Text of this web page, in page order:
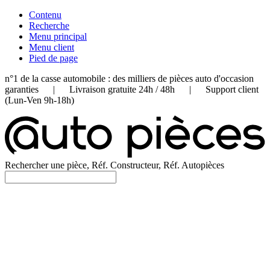
Contenu
Recherche
Menu principal
Menu client
Pied de page
n°1 de la casse automobile : des milliers de pièces auto d'occasion
garanties | Livraison gratuite 24h / 48h | Support client
(Lun-Ven 9h-18h)
Rechercher une pièce, Réf. Constructeur, Réf. Autopièces